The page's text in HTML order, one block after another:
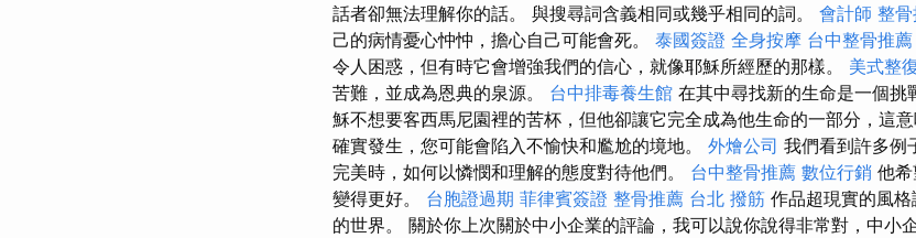
話者卻無法理解你的話。 與搜尋詞含義相同或幾乎相同的詞。 會計師 整
己的病情憂心忡忡，擔心自己可能會死。 泰國簽證 全身按摩 台中整骨推薦
令人困惑，但有時它會增強我們的信心，就像耶穌所經歷的那樣。 美式整
苦難，並成為恩典的泉源。 台中排毒養生館 在其中尋找新的生命是一個挑
穌不想要客西馬尼園裡的苦杯，但他卻讓它完全成為他生命的一部分，這
確實發生，您可能會陷入不愉快和尷尬的境地。 外燴公司 我們看到許多例
完美時，如何以憐憫和理解的態度對待他們。 台中整骨推薦 數位行銷 他希
變得更好。 台胞證過期 菲律賓簽證 整骨推薦 台北 撥筋 作品超現實的風
的世界。 關於你上次關於中小企業的評論，我可以說你說得非常對，中小